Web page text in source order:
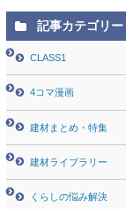
記事カテゴリー
CLASS1
4コマ漫画
建材まとめ・特集
建材ライブラリー
くらしの悩み解決